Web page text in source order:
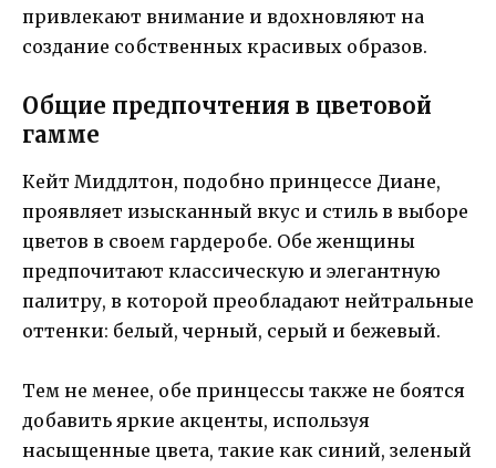
привлекают внимание и вдохновляют на
создание собственных красивых образов.
Общие предпочтения в цветовой
гамме
Кейт Миддлтон, подобно принцессе Диане,
проявляет изысканный вкус и стиль в выборе
цветов в своем гардеробе. Обе женщины
предпочитают классическую и элегантную
палитру, в которой преобладают нейтральные
оттенки: белый, черный, серый и бежевый.
Тем не менее, обе принцессы также не боятся
добавить яркие акценты, используя
насыщенные цвета, такие как синий, зеленый